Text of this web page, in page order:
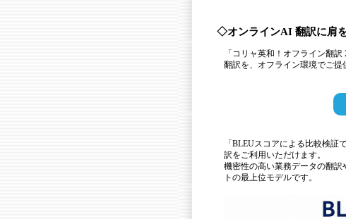
◇オンラインAI 翻訳に肩
「コリャ英和！オフライン翻
翻訳を、オフライン環境でご提
「BLEUスコアによる比較検
訳をご利用いただけます。
機密性の高い業務データの翻
トの最上位モデルです。